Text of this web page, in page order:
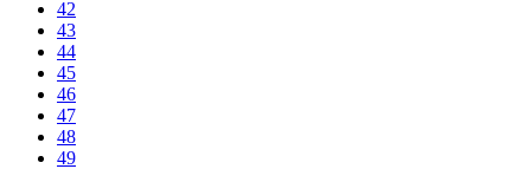
42
43
44
45
46
47
48
49